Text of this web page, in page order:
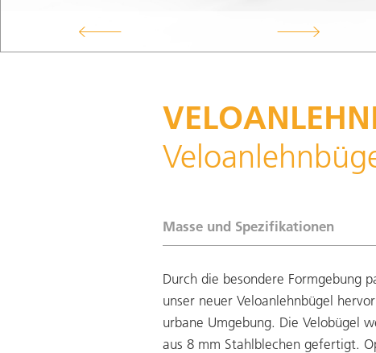
Masse und Spezifikationen
Durch die besondere Formgebung
unser neuer Veloanlehnbügel
urbane Umgebung. Die Velobügel
aus 8 mm Stahlblechen gefertigt.